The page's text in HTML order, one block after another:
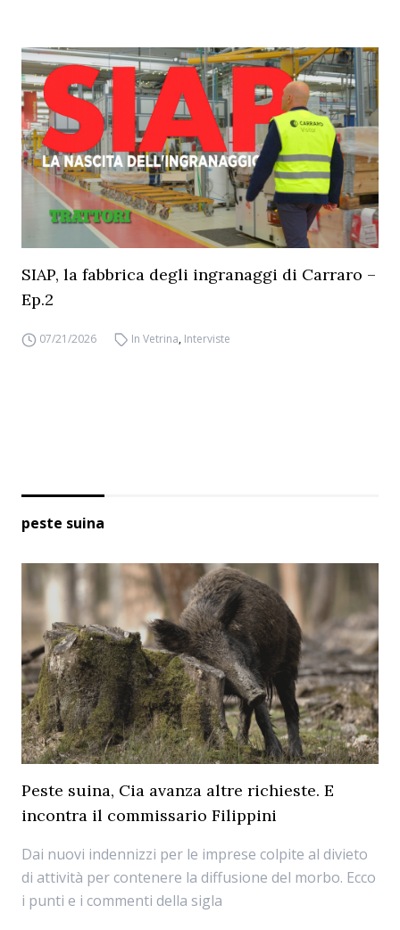
SIAP, la fabbrica degli ingranaggi di Carraro –
Ep.2
07/21/2026 In Vetrina, Interviste
peste suina
Peste suina, Cia avanza altre richieste. E
incontra il commissario Filippini
Dai nuovi indennizzi per le imprese colpite al divieto
di attività per contenere la diffusione del morbo. Ecco
i punti e i commenti della sigla